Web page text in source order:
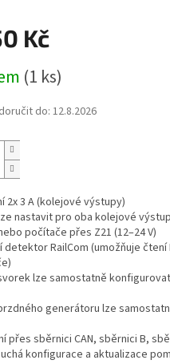
Kč
(1 ks)
do: 12.8.2026
2x 3 A (kolejové výstupy)
nastavit pro oba kolejové
počítače přes Z21 (12–24 V)
detektor RailCom (umožňuje čtení
lze samostatně
generátoru lze
přes sběrnici CAN, sběrnici B,
konfigurace a aktualizace